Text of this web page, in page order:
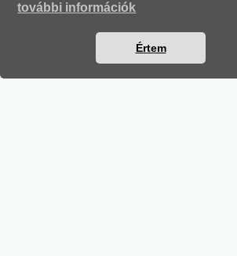
további információk
Értem